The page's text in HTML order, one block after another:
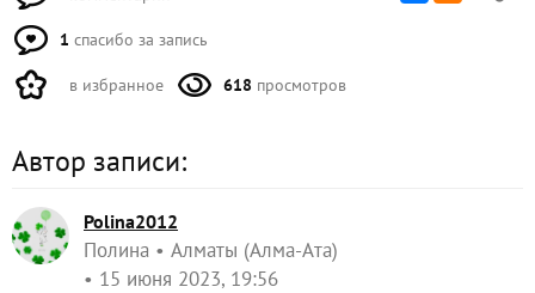
1 спасибо за запись
в избранное 618 просмотров
Автор записи:
Polina2012
Полина
Алматы (Алма-Ата)
15 июня 2023, 19:56